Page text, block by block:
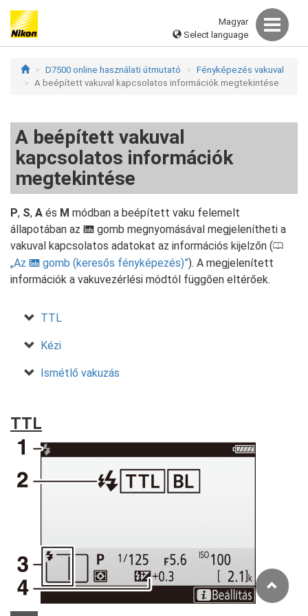
Magyar
Select language
D7500 online használati útmutató
Fényképezés vakuval
A beépített vakuval kapcsolatos információk megtekintése
A beépített vakuval
kapcsolatos információk
megtekintése
P, S, A és M módban a beépített vaku felemelt
állapotában az R gomb megnyomásával megjelenítheti a
vakuval kapcsolatos adatokat az információs kijelzőn (0
Az R gomb (keresős fényképezés) ). A megjelenített
információk a vakuvezérlési módtól függően eltérőek.
TTL
Kézi
Ismétlő vakuzás
TTL